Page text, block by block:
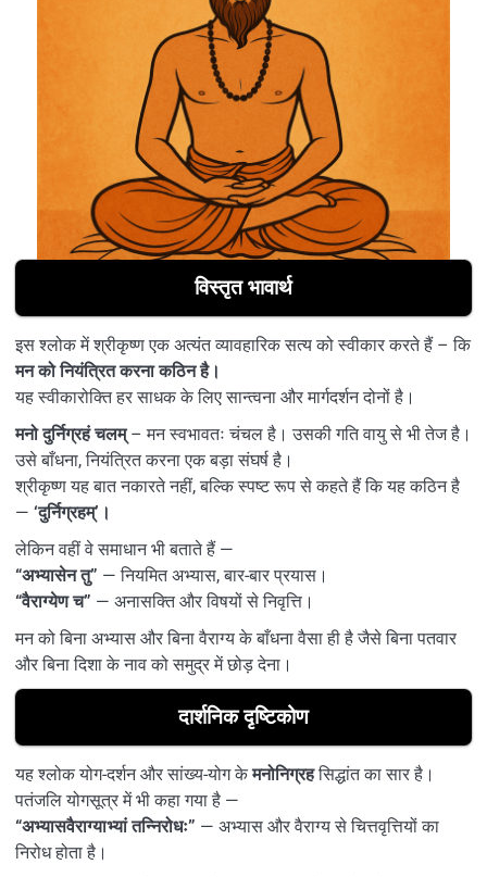
विस्तृत भावार्थ
इस श्लोक में श्रीकृष्ण एक अत्यंत व्यावहारिक सत्य को स्वीकार करते हैं – कि
मन को नियंत्रित करना कठिन है।
यह स्वीकारोक्ति हर साधक के लिए सान्त्वना और मार्गदर्शन दोनों है।
मनो दुर्निग्रहं चलम्– मन स्वभावतः चंचल है। उसकी गति वायु से भी तेज है।
उसे बाँधना, नियंत्रित करना एक बड़ा संघर्ष है।
श्रीकृष्ण यह बात नकारते नहीं, बल्कि स्पष्ट रूप से कहते हैं कि यह कठिन है
— ‘दुर्निग्रहम्’।
लेकिन वहीं वे समाधान भी बताते हैं —
“अभ्यासेन तु” — नियमित अभ्यास, बार-बार प्रयास।
“वैराग्येण च” — अनासक्ति और विषयों से निवृत्ति।
मन को बिना अभ्यास और बिना वैराग्य के बाँधना वैसा ही है जैसे बिना पतवार
और बिना दिशा के नाव को समुद्र में छोड़ देना।
दार्शनिक दृष्टिकोण
यह श्लोक योग-दर्शन और सांख्य-योग केमनोनिग्रहसिद्धांत का सार है।
पतंजलि योगसूत्र में भी कहा गया है —
“अभ्यासवैराग्याभ्यां तन्निरोधः” — अभ्यास और वैराग्य से चित्तवृत्तियों का
निरोध होता है।